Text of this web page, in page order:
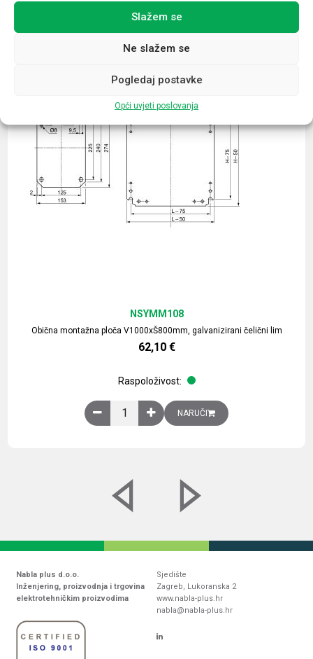
Slažem se
Ne slažem se
Pogledaj postavke
Opći uvjeti poslovanja
Povezani proizvodi
Obična montažna ploča V1000xŠ800mm, galvanizirani čelični lim
NSYMM108
62,10 €
Raspoloživost:
Obična montažna ploča V1000xŠ800mm,
NARUČI
Nabla plus d.o.o.
Inženjering, proizvodnja i trgovina
elektrotehničkim proizvodima
Sjedište
Zagreb, Lukoranska 2
www.nabla-plus.hr
nabla@nabla-plus.hr